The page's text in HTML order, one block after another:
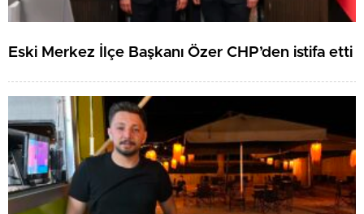
Eski Merkez İlçe Başkanı Özer CHP’den istifa etti